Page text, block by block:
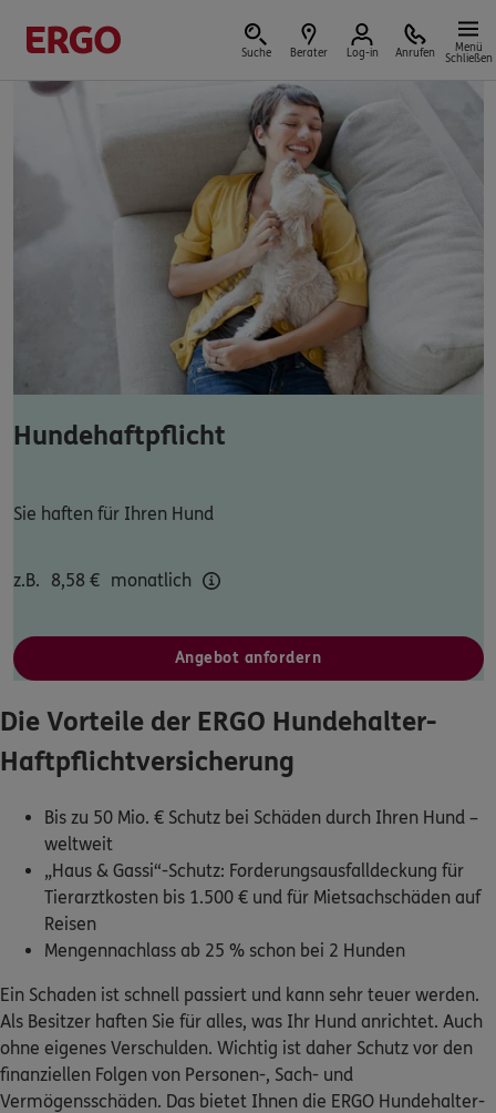
Suche Berater Log-in Anrufen
Menü
Schließen
Reform der privaten Altersvorsorge
Jetzt Förderung selbst berechnen.
Jetzt informieren
Service
Meine Versicherungen
Sehen Sie auf einen Blick Ihre Versicherungen bei ERGO,
dem ERGO Rechtsschutz und der DKV.
Schaden- oder Leistungsfall melden
Kontakt
Hundehaftpflicht
Sie haften für Ihren Hund
z.B. 8,58 € monatlich
Angebot anfordern
Die Vorteile der ERGO Hundehalter-
Haftpflichtversicherung
Bis zu 50 Mio. € Schutz bei Schäden durch Ihren Hund –
weltweit
„Haus & Gassi“-Schutz: Forderungsausfalldeckung für
Tierarztkosten bis 1.500 € und für Mietsachschäden auf
Reisen
Mengennachlass ab 25 % schon bei 2 Hunden
Ein Schaden ist schnell passiert und kann sehr teuer werden.
Als Besitzer haften Sie für alles, was Ihr Hund anrichtet. Auch
ohne eigenes Verschulden. Wichtig ist daher Schutz vor den
finanziellen Folgen von Personen-, Sach- und
Vermögensschäden. Das bietet Ihnen die ERGO Hundehalter-